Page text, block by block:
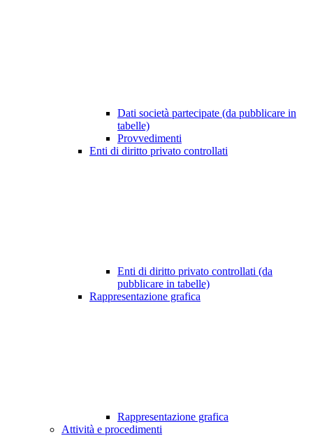
Dati società partecipate (da pubblicare in
tabelle)
Provvedimenti
Enti di diritto privato controllati
Enti di diritto privato controllati (da
pubblicare in tabelle)
Rappresentazione grafica
Rappresentazione grafica
Attività e procedimenti